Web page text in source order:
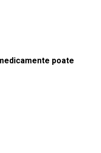
poate